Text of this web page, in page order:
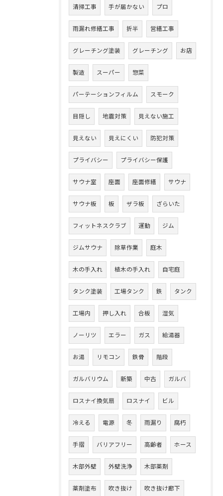
清掃工事 手が届かない プロ
雨漏れ修繕工事 折半 営繕工事
グレーチング塗装 グレーチング お店
製造 スーパー 惣菜
パーテーションフィルム スモーク
目隠し 地震対策 見えない施工
見えない 見えにくい 防犯対策
プライバシー プライバシー保護
サウナ室 座面 座面修繕 サウナ
サウナ板 板 ザラ板 ざらいた
フィットネスクラブ 運動 ジム
ジムサウナ 除草作業 庭木
木の手入れ 植木の手入れ 自宅庭
タンク塗装 工場タンク 鉄 タンク
工場内 押し入れ 合板 湿気
ノーリツ エラー ガス 給湯器
お湯 リモコン 鉄骨 階段
ガルバリウム 新築 中古 ガルバ
ロスナイ換気扇 ロスナイ ビル
冷える 電源 冬 雨漏り 腐朽
手摺 バリアフリー 高齢者 ホース
木部外壁 外壁洗浄 木部薬剤
薬剤塗布 吹き抜け 吹き抜け廊下